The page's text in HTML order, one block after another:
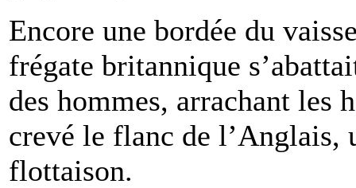
Encore une bordée du
frégate britannique
des hommes, arrachant les
crevé le flanc de l’Anglais,
flottaison.